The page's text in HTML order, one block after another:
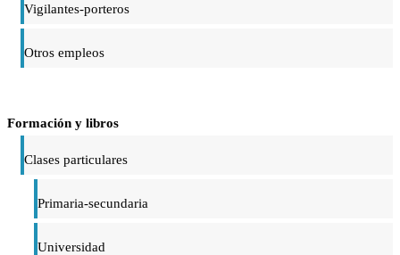
Vigilantes-porteros
Otros empleos
Formación y libros
Clases particulares
Primaria-secundaria
Universidad